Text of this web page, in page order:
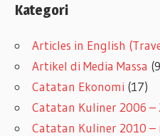
Kategori
Articles in English
Artikel di Media Massa
Catatan Ekonomi (17)
Catatan Kuliner 2006 –
Catatan Kuliner 2010 –